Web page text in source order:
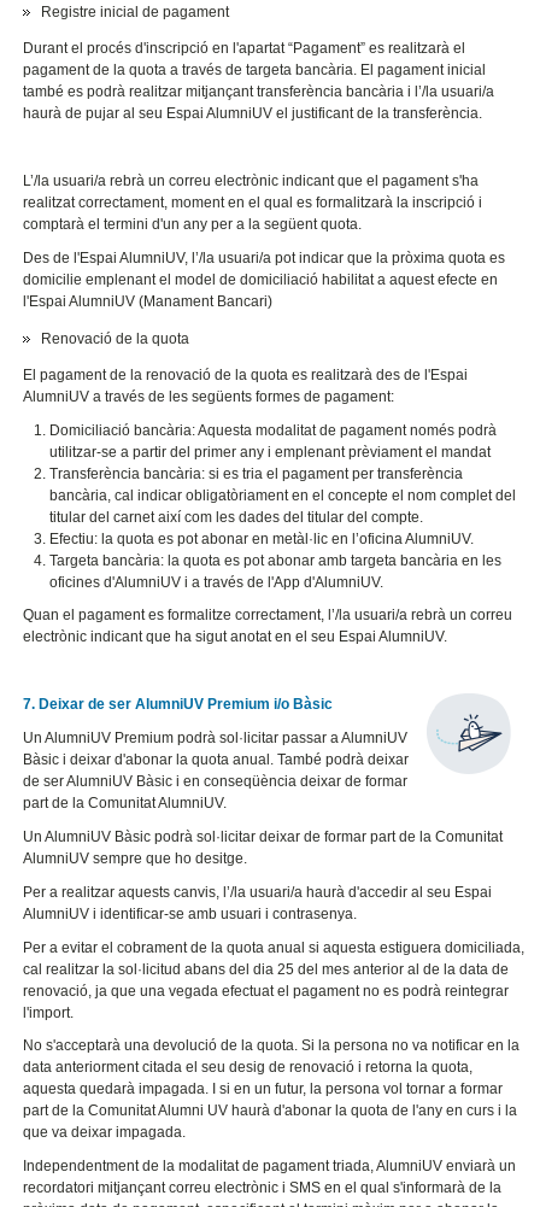
Registre inicial de pagament
Durant el procés d'inscripció en l'apartat “Pagament” es realitzarà el
pagament de la quota a través de targeta bancària. El pagament inicial
també es podrà realitzar mitjançant transferència bancària i l’/la usuari/a
haurà de pujar al seu Espai AlumniUV el justificant de la transferència.
L’/la usuari/a rebrà un correu electrònic indicant que el pagament s'ha
realitzat correctament, moment en el qual es formalitzarà la inscripció i
comptarà el termini d'un any per a la següent quota.
Des de l'Espai AlumniUV, l’/la usuari/a pot indicar que la pròxima quota es
domicilie emplenant el model de domiciliació habilitat a aquest efecte en
l'Espai AlumniUV (Manament Bancari)
Renovació de la quota
El pagament de la renovació de la quota es realitzarà des de l'Espai
AlumniUV a través de les següents formes de pagament:
Domiciliació bancària: Aquesta modalitat de pagament només podrà
utilitzar-se a partir del primer any i emplenant prèviament el mandat
Transferència bancària: si es tria el pagament per transferència
bancària, cal indicar obligatòriament en el concepte el nom complet del
titular del carnet així com les dades del titular del compte.
Efectiu: la quota es pot abonar en metàl·lic en l’oficina AlumniUV.
Targeta bancària: la quota es pot abonar amb targeta bancària en les
oficines d'AlumniUV i a través de l'App d'AlumniUV.
Quan el pagament es formalitze correctament, l’/la usuari/a rebrà un correu
electrònic indicant que ha sigut anotat en el seu Espai AlumniUV.
7. Deixar de ser AlumniUV Premium i/o Bàsic
Un AlumniUV Premium podrà sol·licitar passar a AlumniUV
Bàsic i deixar d'abonar la quota anual. També podrà deixar
de ser AlumniUV Bàsic i en conseqüència deixar de formar
part de la Comunitat AlumniUV.
Un AlumniUV Bàsic podrà sol·licitar deixar de formar part de la Comunitat
AlumniUV sempre que ho desitge.
Per a realitzar aquests canvis, l’/la usuari/a haurà d'accedir al seu Espai
AlumniUV i identificar-se amb usuari i contrasenya.
Per a evitar el cobrament de la quota anual si aquesta estiguera domiciliada,
cal realitzar la sol·licitud abans del dia 25 del mes anterior al de la data de
renovació, ja que una vegada efectuat el pagament no es podrà reintegrar
l'import.
No s'acceptarà una devolució de la quota. Si la persona no va notificar en la
data anteriorment citada el seu desig de renovació i retorna la quota,
aquesta quedarà impagada. I si en un futur, la persona vol tornar a formar
part de la Comunitat Alumni UV haurà d'abonar la quota de l'any en curs i la
que va deixar impagada.
Independentment de la modalitat de pagament triada, AlumniUV enviarà un
recordatori mitjançant correu electrònic i SMS en el qual s'informarà de la